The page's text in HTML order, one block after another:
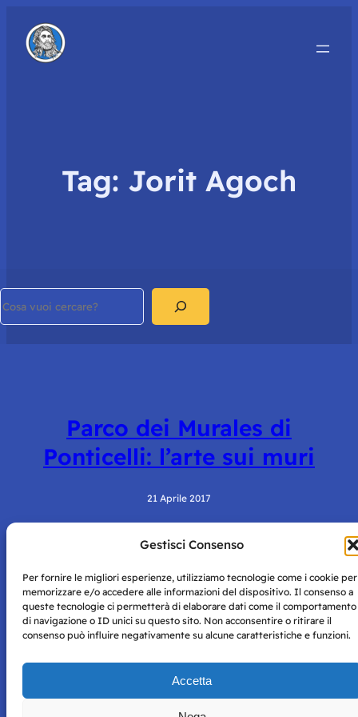
Gestisci Consenso
Per fornire le migliori esperienze, utilizziamo tecnologie come i cookie per
memorizzare e/o accedere alle informazioni del dispositivo. Il consenso a
queste tecnologie ci permetterà di elaborare dati come il comportamento
di navigazione o ID unici su questo sito. Non acconsentire o ritirare il
consenso può influire negativamente su alcune caratteristiche e funzioni.
Accetta
Tag: Jorit Agoch
Parco dei Murales di
Ponticelli: l’arte sui muri
21 Aprile 2017
Napoli con autorizzazione numero 38 del 25/9/2019.
Tutte le immagini e i contenuti su questo sito sono forniti